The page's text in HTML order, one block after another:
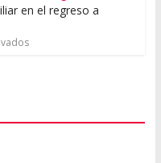
en el regreso a